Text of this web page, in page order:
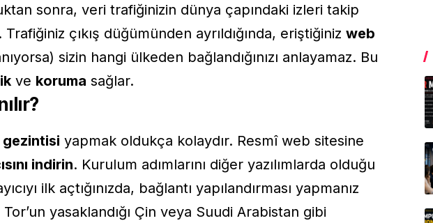
sonra, veri trafiğinizin dünya çapındaki izleri takip
çıkış düğümünden ayrıldığında, eriştiğiniz web
sizin hangi ülkeden bağlandığınızı anlayamaz. Bu
ve koruma sağlar.
yapmak oldukça kolaydır. Resmî web sitesine
indirin. Kurulum adımlarını diğer yazılımlarda olduğu
ilk açtığınızda, bağlantı yapılandırması yapmanız
yasaklandığı Çin veya Suudi Arabistan gibi